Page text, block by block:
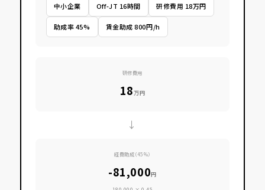
中小企業 Off-JT 16時間 研修費用 18万円
助成率 45% 賃金助成 800円/h
研修費用
18万円
→
経費助成（45%）
-81,000円